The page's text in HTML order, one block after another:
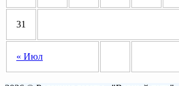
« Июл
31